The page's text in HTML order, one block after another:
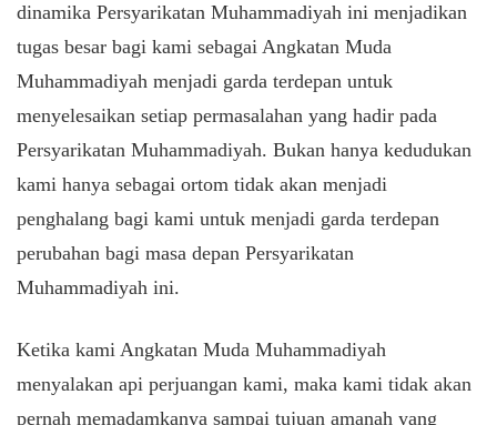
dinamika Persyarikatan Muhammadiyah ini menjadikan
tugas besar bagi kami sebagai Angkatan Muda
Muhammadiyah menjadi garda terdepan untuk
menyelesaikan setiap permasalahan yang hadir pada
Persyarikatan Muhammadiyah. Bukan hanya kedudukan
kami hanya sebagai ortom tidak akan menjadi
penghalang bagi kami untuk menjadi garda terdepan
perubahan bagi masa depan Persyarikatan
Muhammadiyah ini.
Ketika kami Angkatan Muda Muhammadiyah
menyalakan api perjuangan kami, maka kami tidak akan
pernah memadamkanya sampai tujuan amanah yang